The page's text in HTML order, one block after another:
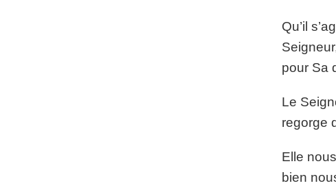
Qu’il
pour Sa
Le
regorge
Elle
bien